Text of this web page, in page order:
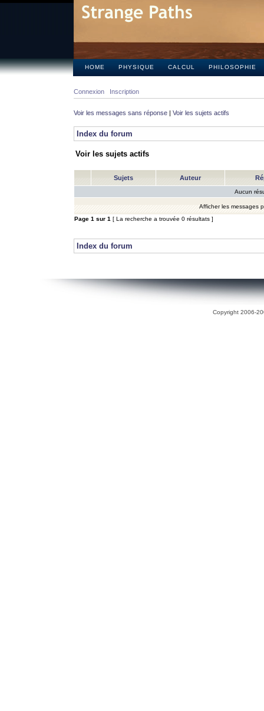
HOME PHYSIQUE CALCUL PHILOSOPHIE
Connexion Inscription
Voir les messages sans réponse | Voir les sujets actifs
Index du forum
Voir les sujets actifs
Sujets Auteur
Aucun
Afficher les messages
Page 1 sur 1 [ La recherche a trouvée 0 résultats ]
Index du forum
Copyright 2006-